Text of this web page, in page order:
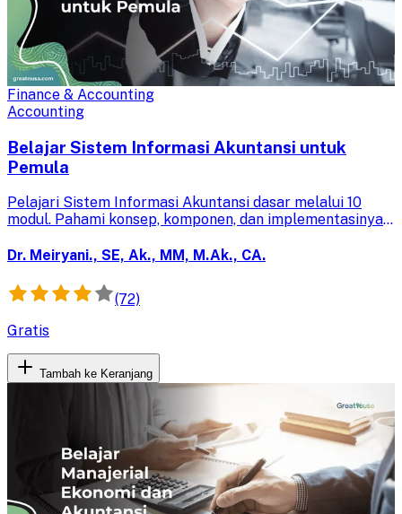
Finance & Accounting
Accounting
Belajar Sistem Informasi Akuntansi untuk
Pemula
Pelajari Sistem Informasi Akuntansi dasar melalui 10
modul. Pahami konsep, komponen, dan implementasinya
akuntansi secara efektif.
Dr. Meiryani., SE, Ak., MM, M.Ak., CA.
(72)
Gratis
Tambah ke Keranjang